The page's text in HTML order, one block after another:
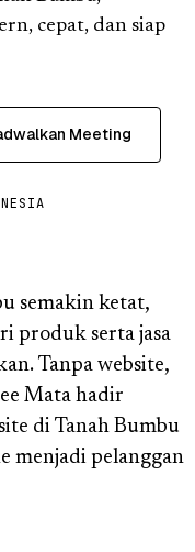
cepat, dan siap
Meeting
semakin ketat,
produk serta jasa
Tanpa website,
Mata hadir
di Tanah Bumbu
menjadi pelanggan